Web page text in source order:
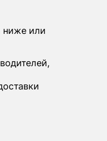
ниже или